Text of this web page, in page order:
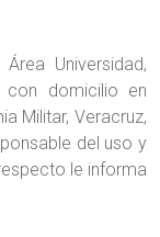
Universidad,
con domicilio en
Militar, Veracruz,
del uso y
le informa